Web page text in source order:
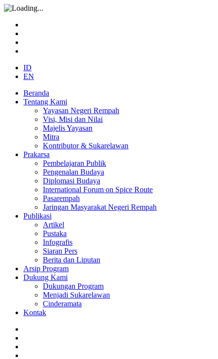
ID
EN
Beranda
Tentang Kami
Yayasan Negeri Rempah
Visi, Misi dan Nilai
Majelis Yayasan
Mitra
Kontributor & Sukarelawan
Prakarsa
Pembelajaran Publik
Pengenalan Budaya
Diplomasi Budaya
International Forum on Spice Route
Pasarempah
Jaringan Masyarakat Negeri Rempah
Publikasi
Artikel
Pustaka
Infografis
Siaran Pers
Berita dan Liputan
Arsip Program
Dukung Kami
Dukungan Program
Menjadi Sukarelawan
Cinderamata
Kontak